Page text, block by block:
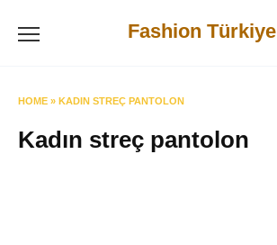
Fashion Türkiye
HOME » KADIN STREÇ PANTOLON
Kadın streç pantolon